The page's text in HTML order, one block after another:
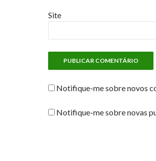
Site
Notifique-me sobre novos
Notifique-me sobre novas